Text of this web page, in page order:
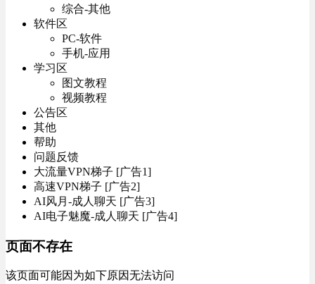
综合-其他
软件区
PC-软件
手机-应用
学习区
图文教程
视频教程
公告区
其他
帮助
问题反馈
大流量VPN梯子 [广告1]
高速VPN梯子 [广告2]
AI风月-成人聊天 [广告3]
AI电子魅魔-成人聊天 [广告4]
页面不存在
该页面可能因为如下原因无法访问